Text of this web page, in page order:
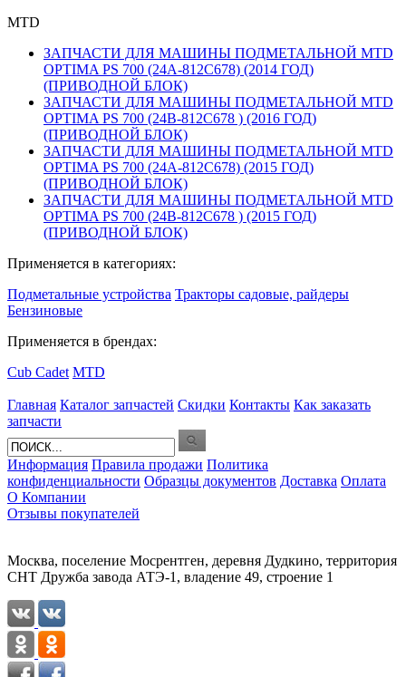
MTD
ЗАПЧАСТИ ДЛЯ МАШИНЫ ПОДМЕТАЛЬНОЙ MTD
OPTIMA PS 700 (24A-812C678) (2014 ГОД)
(ПРИВОДНОЙ БЛОК)
ЗАПЧАСТИ ДЛЯ МАШИНЫ ПОДМЕТАЛЬНОЙ MTD
OPTIMA PS 700 (24B-812C678 ) (2016 ГОД)
(ПРИВОДНОЙ БЛОК)
ЗАПЧАСТИ ДЛЯ МАШИНЫ ПОДМЕТАЛЬНОЙ MTD
OPTIMA PS 700 (24A-812C678) (2015 ГОД)
(ПРИВОДНОЙ БЛОК)
ЗАПЧАСТИ ДЛЯ МАШИНЫ ПОДМЕТАЛЬНОЙ MTD
OPTIMA PS 700 (24B-812C678 ) (2015 ГОД)
(ПРИВОДНОЙ БЛОК)
Применяется в категориях:
Подметальные устройства Тракторы садовые, райдеры
Бензиновые
Применяется в брендах:
Cub Cadet MTD
Главная Каталог запчастей Скидки Контакты Как заказать
запчасти
Информация Правила продажи Политика
конфиденциальности Образцы документов Доставка Оплата
О Компании
Отзывы покупателей
Москва, поселение Мосрентген, деревня Дудкино, территория
СНТ Дружба завода АТЭ-1, владение 49, строение 1